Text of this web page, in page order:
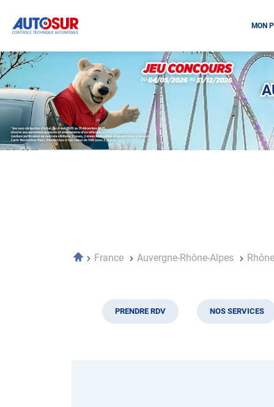
MON
Opération
spéciale
Mai
-
Décembre
2026
Locations
AccueilFrance Auvergne-Rhône-Alpes Rhône
PRENDRE RDV NOS SERVICES